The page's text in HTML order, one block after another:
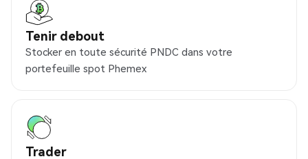
Tenir debout
Stocker en toute sécurité PNDC dans votre
portefeuille spot Phemex
Trader